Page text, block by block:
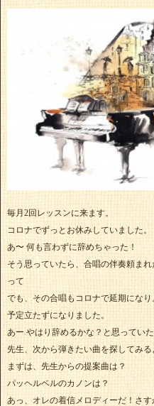
毎月2回レッスンに来ます。
コロナでずっとお休みしていました。
あ〜 何も言わずに辞めちゃった！
そう思っていたら、合唱の伴奏頼ま
って
でも、その合唱もコロナで延期になり
予定立たずになりました。
あー やはり辞めるかな？と思ってい
先生、次から弾きたい曲を探してみる
まずは、先生からの提案曲は？
パッヘルベルのカノンは？
あっ、オレの着信メロディーだ！さす